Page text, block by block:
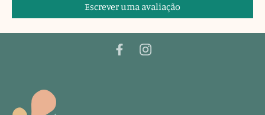
Escrever uma avaliação